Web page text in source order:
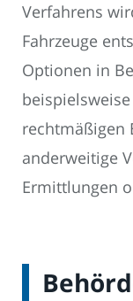
Verfahrens
Fahrzeuge
Optionen in
rechtmäßigen
anderweitige
Ermittlungen